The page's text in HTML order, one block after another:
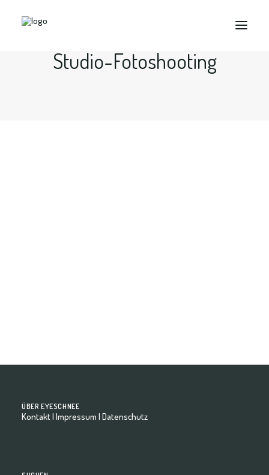
Studio-Fotoshooting
ÜBER EYESCHNEE
Kontakt| Impressum | Datenschutz